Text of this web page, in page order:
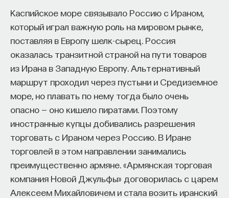
Каспийское море связывало Россию с Ираном,
который играл важную роль на мировом рынке,
поставляя в Европу шелк-сырец. Россия
оказалась транзитной страной на пути товаров
из Ирана в Западную Европу. Альтернативный
маршрут проходил через пустыни и Средиземное
море, но плавать по нему тогда было очень
опасно — оно кишело пиратами. Поэтому
иностранные купцы добивались разрешения
торговать с Ираном через Россию. В Иране
торговлей в этом направлении занимались
преимущественно армяне. «Армянская торговая
компания Новой Джульфы» договорилась с царем
Алексеем Михайловичем и стала возить иранский